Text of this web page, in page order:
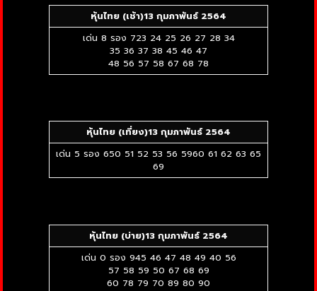
หุ้นไทย (เช้า)13 กุมภาพันธ์ 2564
เด่น 8 รอง 723 24 25 26 27 28 34
35 36 37 38 45 46 47
48 56 57 58 67 68 78
หุ้นไทย (เที่ยง)13 กุมภาพันธ์ 2564
เด่น 5 รอง 650 51 52 53 56 5960 61 62 63 65
69
หุ้นไทย (บ่าย)13 กุมภาพันธ์ 2564
เด่น 0 รอง 945 46 47 48 49 40 56
57 58 59 50 67 68 69
60 78 79 70 89 80 90